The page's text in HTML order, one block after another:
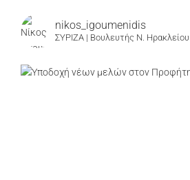
nikos_igoumenidis
ΣΥΡΙΖΑ | Βουλευτής Ν. Ηρακλείου